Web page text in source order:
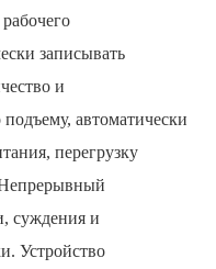
записывать
и
автоматически
перегрузку
Непрерывный
суждения и
Устройство